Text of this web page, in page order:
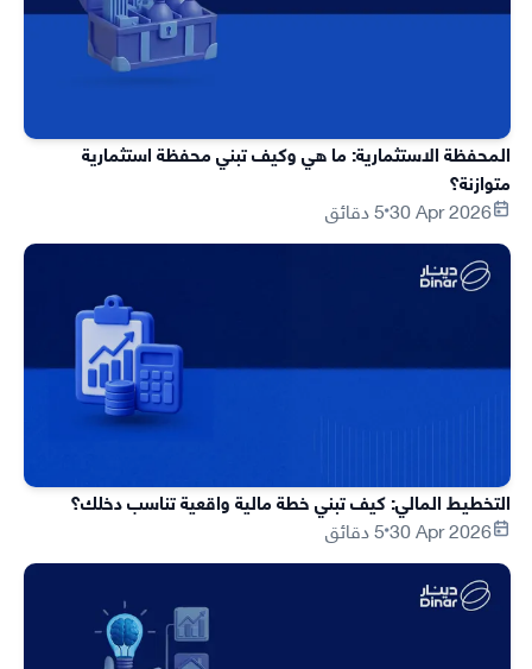
المحفظة الاستثمارية: ما هي وكيف تبني محفظة استثمارية
متوازنة؟
30 Apr 20265 دقائق
التخطيط المالي: كيف تبني خطة مالية واقعية تناسب دخلك؟
30 Apr 20265 دقائق